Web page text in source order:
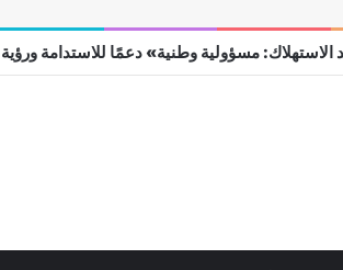
مسؤولية وطنية» دعمًا للاستدامة ورؤية مصر